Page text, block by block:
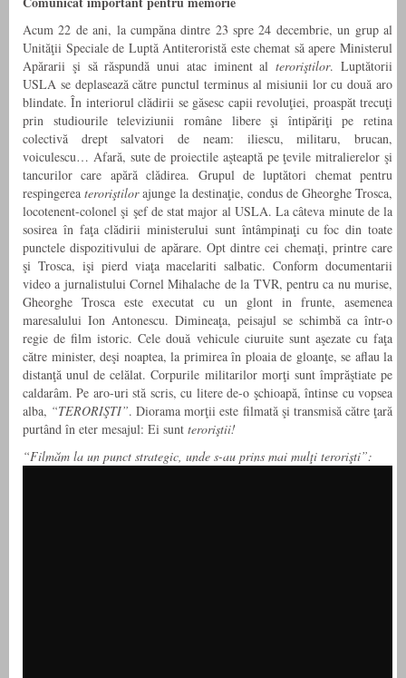
Acum 22 de ani, la cumpăna dintre 23 spre 24 decembrie, un grup al
Unităţii Speciale de Luptă Antiteroristă este chemat să apere Ministerul
Apărarii şi să răspundă unui atac iminent alteroriştilor. Luptătorii
USLA se deplasează către punctul terminus al misiunii lor cu două aro
blindate. În interiorul clădirii se găsesc capii revoluţiei, proaspăt trecuţi
prin studiourile televiziunii române libere şi întipăriţi pe retina
colectivă drept salvatori de neam: iliescu, militaru, brucan,
voiculescu… Afară, sute de proiectile aşteaptă pe ţevile mitralierelor şi
tancurilor care apără clădirea. Grupul de luptători chemat pentru
respingerea teroriştilorajunge la destinaţie, condus de Gheorghe Trosca,
locotenent-colonel şi şef de stat major al USLA. La câteva minute de la
sosirea în faţa clădirii ministerului sunt întâmpinaţi cu foc din toate
punctele dispozitivului de apărare. Opt dintre cei chemaţi, printre care
şi Trosca, işi pierd viaţa macelariti salbatic. Conform documentarii
video a jurnalistului Cornel Mihalache de la TVR, pentru ca nu murise,
Gheorghe Trosca este executat cu un glont in frunte, asemenea
maresalului Ion Antonescu. Dimineaţa, peisajul se schimbă ca într-o
regie de film istoric. Cele două vehicule ciuruite sunt aşezate cu faţa
către minister, deşi noaptea, la primirea în ploaia de gloanţe, se aflau la
distanţă unul de celălat. Corpurile militarilor morţi sunt împrăştiate pe
caldarâm. Pe aro-uri stă scris, cu litere de-o şchioapă, întinse cu vopsea
alba, “TERORIŞTI”. Diorama morţii este filmată şi transmisă către ţară
purtând în eter mesajul: Ei sunt teroriştii!
“Filmăm la un punct strategic, unde s-au prins mai mulţi terorişti”: